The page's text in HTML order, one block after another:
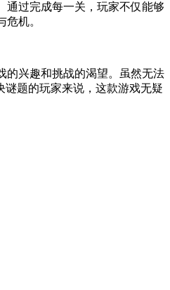
通过完成每一关，玩家不仅能够
机。
的兴趣和挑战的渴望。虽然无法
题的玩家来说，这款游戏无疑